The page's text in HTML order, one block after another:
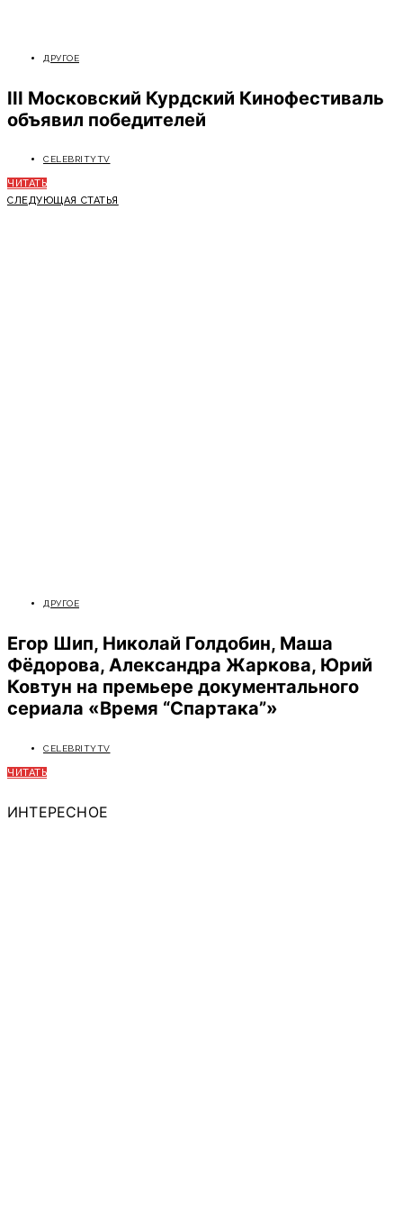
ДРУГОЕ
III Московский Курдский Кинофестиваль
объявил победителей
CELEBRITYTV
ЧИТАТЬ
СЛЕДУЮЩАЯ СТАТЬЯ
ДРУГОЕ
Егор Шип, Николай Голдобин, Маша
Фёдорова, Александра Жаркова, Юрий
Ковтун на премьере документального
сериала «Время “Спартака”»
CELEBRITYTV
ЧИТАТЬ
ИНТЕРЕСНОЕ